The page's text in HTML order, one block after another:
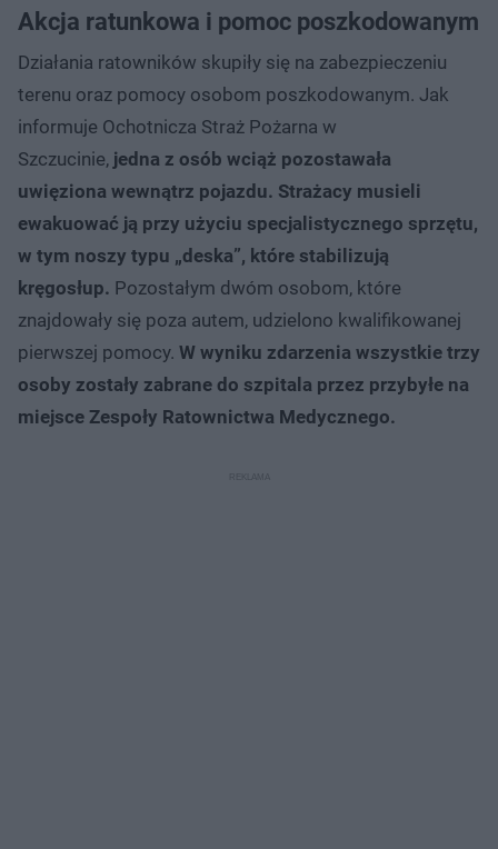
Akcja ratunkowa i pomoc poszkodowanym
Działania ratowników skupiły się na zabezpieczeniu
terenu oraz pomocy osobom poszkodowanym. Jak
informuje Ochotnicza Straż Pożarna w
Szczucinie, jedna z osób wciąż pozostawała
uwięziona wewnątrz pojazdu. Strażacy musieli
ewakuować ją przy użyciu specjalistycznego sprzętu,
w tym noszy typu „deska”, które stabilizują
kręgosłup. Pozostałym dwóm osobom, które
znajdowały się poza autem, udzielono kwalifikowanej
pierwszej pomocy. W wyniku zdarzenia wszystkie trzy
osoby zostały zabrane do szpitala przez przybyłe na
miejsce Zespoły Ratownictwa Medycznego.